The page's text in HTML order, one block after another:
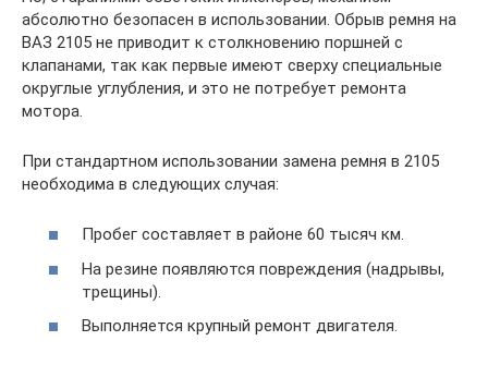
абсолютно безопасен в использовании. Обрыв ремня на
ВАЗ 2105 не приводит к столкновению поршней с
клапанами, так как первые имеют сверху специальные
округлые углубления, и это не потребует ремонта
мотора.
При стандартном использовании замена ремня в 2105
необходима в следующих случая:
Пробег составляет в районе 60 тысяч км.
На резине появляются повреждения (надрывы,
трещины).
Выполняется крупный ремонт двигателя.